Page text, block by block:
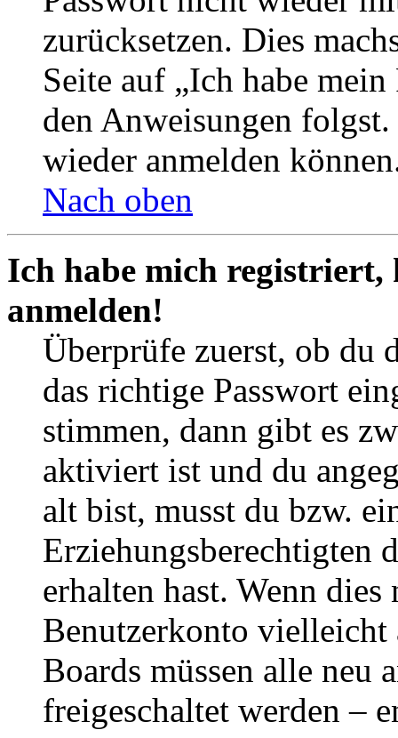
zurücksetzen. Dies
Seite auf „Ich habe
den Anweisungen
wieder anmelden
Nach oben
Ich habe mich
anmelden!
Überprüfe zuerst, ob du
das richtige Passwort
stimmen, dann gibt es
aktiviert ist und du
alt bist, musst du bzw.
Erziehungsberechtigten
erhalten hast. Wenn
Benutzerkonto
Boards müssen alle neu
freigeschaltet werden –